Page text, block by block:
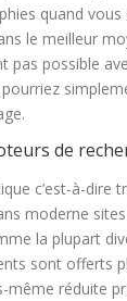
quand vous
le meilleur
pas possible
de
c’est-à-dire
moderne
la plupart
sont offerts
même réduite